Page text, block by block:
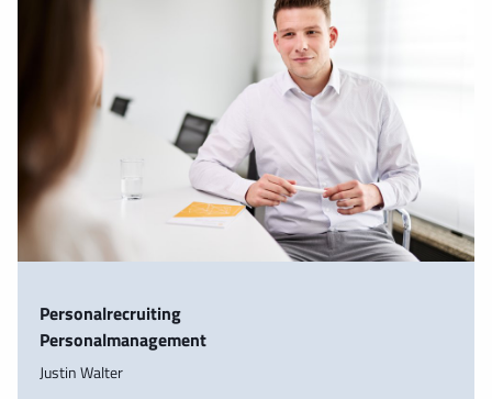
Personalrecruiting
Personalmanagement
Justin Walter